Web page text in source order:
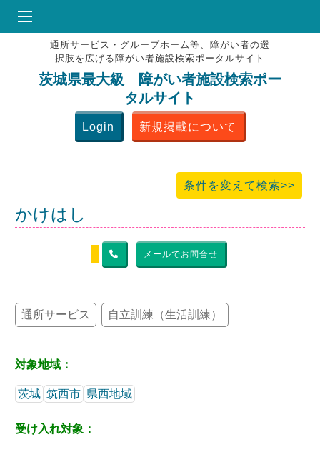
HOME
♥お気にりブックマーク
掲載会員MENU
よくある質問
通所サービス・グループホーム等、障がい者の選
択肢を広げる障がい者施設検索ポータルサイト
茨城県最大級 障がい者施設検索ポー
タルサイト
Login 新規掲載について
条件を変えて検索>>
かけはし
メールでお問合せ
通所サービス 自立訓練（生活訓練）
対象地域：
茨城 筑西市 県西地域
受け入れ対象：